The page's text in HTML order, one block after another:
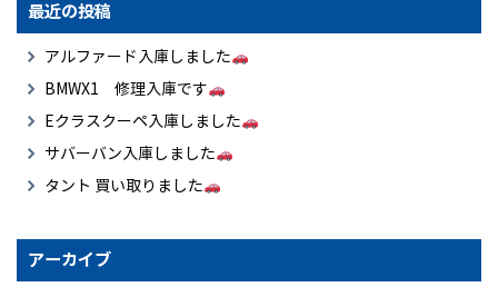
最近の投稿
アルファード入庫しました
BMWX1 修理入庫です
Eクラスクーペ入庫しました
サバーバン入庫しました
タント 買い取りました
アーカイブ